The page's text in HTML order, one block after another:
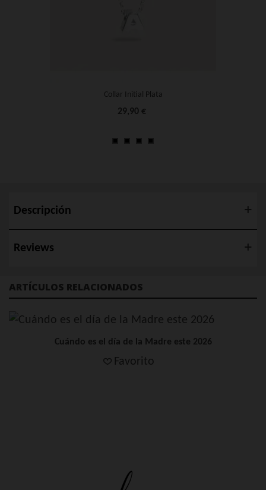
Collar Initial Plata
29,90 €
Descripción
Reviews
ARTÍCULOS RELACIONADOS
Cuándo es el día de la Madre este 2026
Favorito